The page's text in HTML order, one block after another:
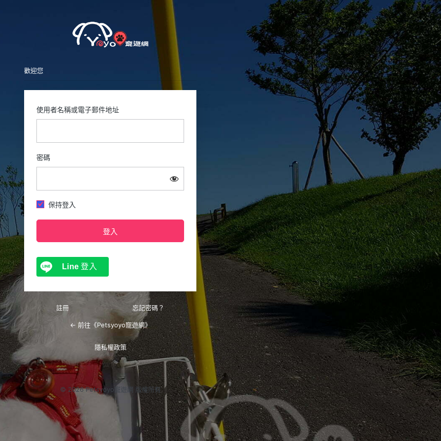
Petsyoyo寵遊網
歡迎您
使用者名稱或電子郵件地址
密碼
保持登入
Line 登入
註冊 忘記密碼？
← 前往《Petsyoyo寵遊網》
隱私權政策
© 2026 Petsyoyo寵遊網 版權所有